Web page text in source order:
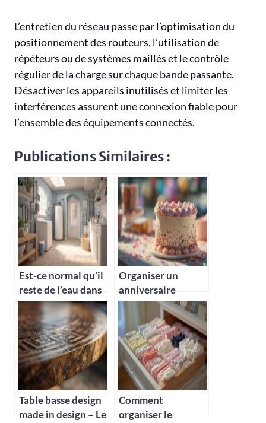
L’entretien du réseau passe par l’optimisation du
positionnement des routeurs, l’utilisation de
répéteurs ou de systèmes maillés et le contrôle
régulier de la charge sur chaque bande passante.
Désactiver les appareils inutilisés et limiter les
interférences assurent une connexion fiable pour
l’ensemble des équipements connectés.
Publications Similaires :
Est-ce normal qu’il
reste de l’eau dans
mon adoucisseur ?
Organiser un
anniversaire
mémorable : idées
de décoration et
déguisements pour
adultes
Table basse design
made in design – Le
Comment
organiser le